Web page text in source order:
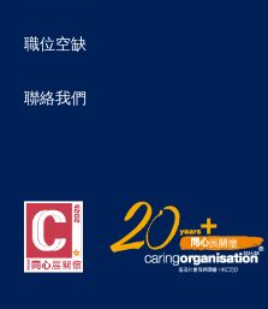
職位空缺
聯絡我們